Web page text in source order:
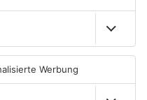
Primaveraland bleibt
06.08.2026, 06:34 UHR IN
PRIMAVERALAND